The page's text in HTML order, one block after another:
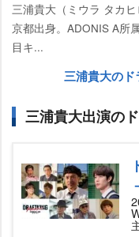
三浦貴大（ミウラ タカ
京都出身。ADONIS A所
目キ...
三浦貴大の
三浦貴大出演の